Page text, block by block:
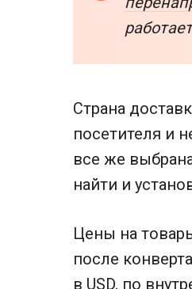
Страна
посетителя и
все же
найти и
Цены на
после
в USD, по